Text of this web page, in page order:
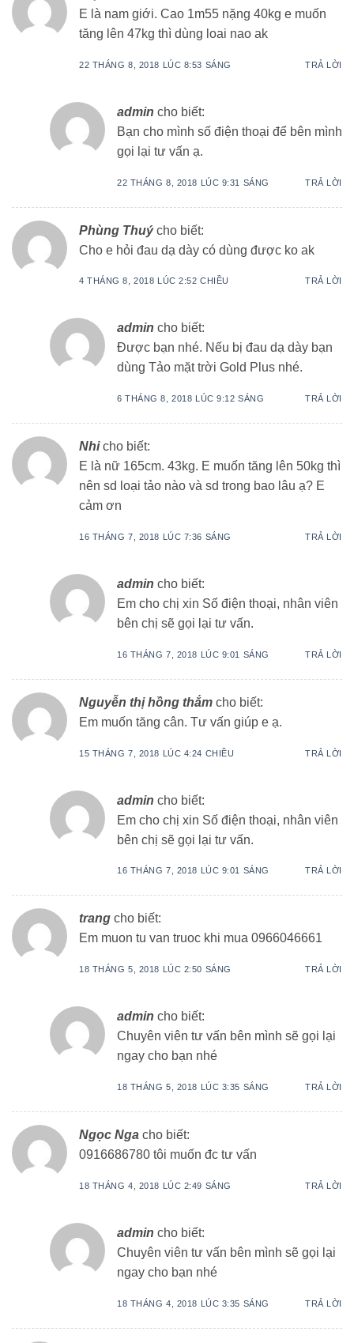
E là nam giới. Cao 1m55 nặng 40kg e muốn
tăng lên 47kg thì dùng loai nao ak
22 THÁNG 8, 2018 LÚC 8:53 SÁNG TRẢ LỜI
admin cho biết:
Bạn cho mình số điện thoại để bên mình
gọi lại tư vấn ạ.
22 THÁNG 8, 2018 LÚC 9:31 SÁNG TRẢ LỜI
Phùng Thuý cho biết:
Cho e hỏi đau dạ dày có dùng được ko ak
4 THÁNG 8, 2018 LÚC 2:52 CHIỀU TRẢ LỜI
admin cho biết:
Được bạn nhé. Nếu bị đau dạ dày bạn
dùng Tảo mặt trời Gold Plus nhé.
6 THÁNG 8, 2018 LÚC 9:12 SÁNG TRẢ LỜI
Nhi cho biết:
E là nữ 165cm. 43kg. E muốn tăng lên 50kg thì
nên sd loại tảo nào và sd trong bao lâu ạ? E
cảm ơn
16 THÁNG 7, 2018 LÚC 7:36 SÁNG TRẢ LỜI
admin cho biết:
Em cho chị xin Số điện thoại, nhân viên
bên chị sẽ gọi lại tư vấn.
16 THÁNG 7, 2018 LÚC 9:01 SÁNG TRẢ LỜI
Nguyễn thị hồng thắm cho biết:
Em muốn tăng cân. Tư vấn giúp e ạ.
15 THÁNG 7, 2018 LÚC 4:24 CHIỀU TRẢ LỜI
admin cho biết:
Em cho chị xin Số điện thoại, nhân viên
bên chị sẽ gọi lại tư vấn.
16 THÁNG 7, 2018 LÚC 9:01 SÁNG TRẢ LỜI
trang cho biết:
Em muon tu van truoc khi mua 0966046661
18 THÁNG 5, 2018 LÚC 2:50 SÁNG TRẢ LỜI
admin cho biết:
Chuyên viên tư vấn bên mình sẽ gọi lại
ngay cho bạn nhé
18 THÁNG 5, 2018 LÚC 3:35 SÁNG TRẢ LỜI
Ngọc Nga cho biết:
0916686780 tôi muốn đc tư vấn
18 THÁNG 4, 2018 LÚC 2:49 SÁNG TRẢ LỜI
admin cho biết:
Chuyên viên tư vấn bên mình sẽ gọi lại
ngay cho bạn nhé
18 THÁNG 4, 2018 LÚC 3:35 SÁNG TRẢ LỜI